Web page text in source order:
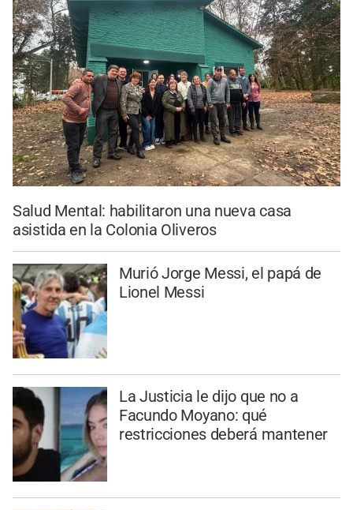
Salud Mental: habilitaron una nueva casa
asistida en la Colonia Oliveros
Murió Jorge Messi, el papá de
Lionel Messi
La Justicia le dijo que no a
Facundo Moyano: qué
restricciones deberá mantener